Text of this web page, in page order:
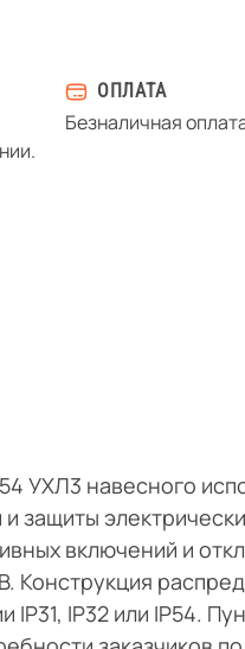
ОПЛАТА
Безналичная
УХЛ3 навесного
защиты
включений и
Конструкция
IP32 или IP54.